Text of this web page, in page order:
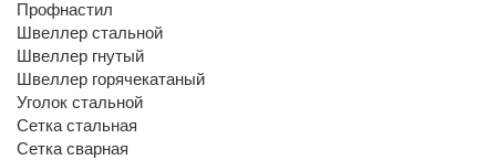
Профнастил
Швеллер стальной
Швеллер гнутый
Швеллер горячекатаный
Уголок стальной
Сетка стальная
Сетка сварная